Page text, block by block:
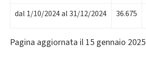
dal 1/10/2024 al 31/12/2024 36.675
Pagina aggiornata il 15 gennaio 2025